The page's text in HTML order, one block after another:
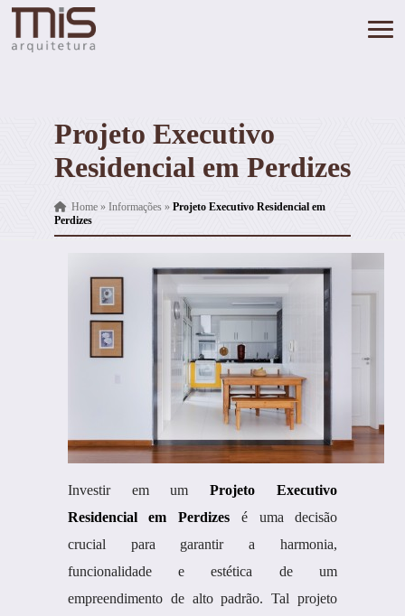
Projeto Executivo
Residencial em Perdizes
Home» Informações » Projeto Executivo Residencial em
Perdizes
Investir em umProjeto Executivo
Residencial em Perdizes é uma decisão
crucial para garantir a harmonia,
funcionalidade e estética de um
empreendimento de alto padrão. Tal projeto